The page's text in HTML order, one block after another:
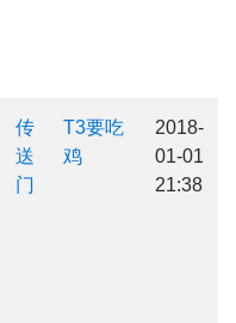
传
送
门
T3要吃
鸡
2018-
01-01
21:38